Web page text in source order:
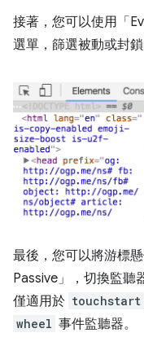
接著，您可以使用「
選單，篩選被動或封鎖
最後，您可以將游標
Passive」
，切換監
僅適用於 touchstart
wheel 事件監聽器。